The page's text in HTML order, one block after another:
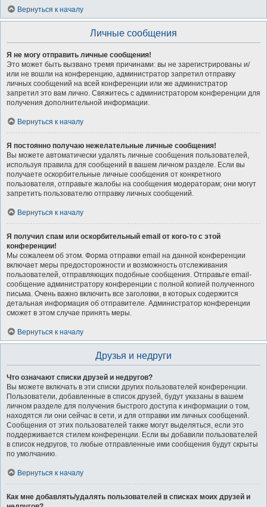
Вернуться к началу
Личные сообщения
Я не могу отправить личные сообщения!
Это может быть вызвано тремя причинами: вы не зарегистрированы и/
или не вошли на конференцию, администратор запретил отправку
личных сообщений на всей конференции или же администратор
запретил это вам лично. Свяжитесь с администратором конференции для
получения дополнительной информации.
Вернуться к началу
Я постоянно получаю нежелательные личные сообщения!
Вы можете автоматически удалять личные сообщения пользователей,
используя правила для сообщений в вашем личном разделе. Если вы
получаете оскорбительные личные сообщения от конкретного
пользователя, отправьте жалобы на сообщения модераторам; они могут
запретить пользователю отправку личных сообщений.
Вернуться к началу
Я получил спам или оскорбительный email от кого-то с этой
конференции!
Мы сожалеем об этом. Форма отправки email на данной конференции
включает меры предосторожности и возможность отслеживания
пользователей, отправляющих подобные сообщения. Отправьте email-
сообщение администратору конференции с полной копией полученного
письма. Очень важно включить все заголовки, в которых содержится
детальная информация об отправителе. Администратор конференции
сможет в этом случае принять меры.
Вернуться к началу
Друзья и недруги
Что означают списки друзей и недругов?
Вы можете включать в эти списки других пользователей конференции.
Пользователи, добавленные в список друзей, будут указаны в вашем
личном разделе для получения быстрого доступа к информации о том,
находятся ли они сейчас в сети, и для отправки им личных сообщений.
Сообщения от этих пользователей также могут выделяться, если это
поддерживается стилем конференции. Если вы добавили пользователей
в список недругов, то любые отправленные ими сообщения будут скрыты
по умолчанию.
Вернуться к началу
Как мне добавлять/удалять пользователей в списках моих друзей и